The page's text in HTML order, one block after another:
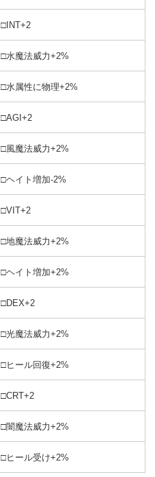
□INT+2
□水魔法威力+2%
□水属性に物理+2%
□AGI+2
□風魔法威力+2%
□ヘイト増加-2%
□VIT+2
□地魔法威力+2%
□ヘイト増加+2%
□DEX+2
□光魔法威力+2%
□ヒール回復+2%
□CRT+2
□闇魔法威力+2%
□ヒール受け+2%